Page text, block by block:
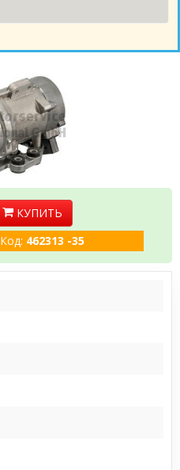
КУПИТЬ
Код: 462313 -35